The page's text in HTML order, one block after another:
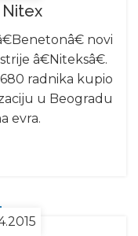
novi
â€Niteksâ€.
radnika kupio
u Beogradu
evra.